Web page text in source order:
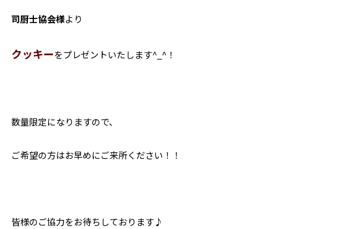
司厨士協会様より
クッキーをプレゼントいたします^_^！
数量限定になりますので、
ご希望の方はお早めにご来所ください！！
皆様のご協力をお待ちしております♪